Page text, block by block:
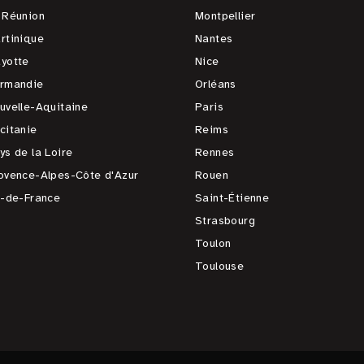
Aquitaine
de la Loire
Alpes-Côte d'Azur
de-France
Montpellier
Nantes
Nice
Orléans
Paris
Reims
Rennes
Rouen
Saint-Étienne
Strasbourg
Toulon
Toulouse